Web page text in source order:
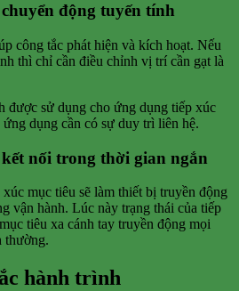
động tuyến tính
công tắc phát hiện và kích hoạt. Nếu
thì chỉ cần điều chỉnh vị trí cần gạt là
được sử dụng cho ứng dụng tiếp xúc
dụng cần có sự duy trì liên hệ.
nối trong thời gian ngắn
mục tiêu sẽ làm thiết bị truyền động
vận hành. Lúc này trạng thái của tiếp
tiêu xa cánh tay truyền động mọi
thường.
hành trình